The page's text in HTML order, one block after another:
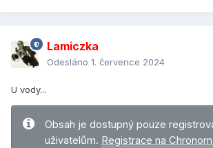
Lamiczka
Odesláno 1. července 2024
U vody...
Obsah je dostupný pouze
uživatelům. Registrace na